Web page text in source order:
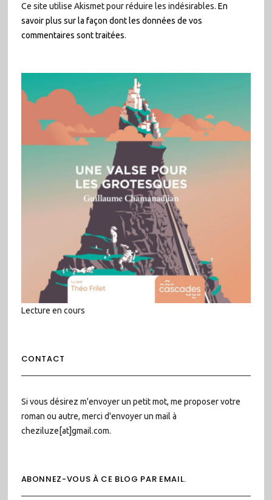
Ce site utilise Akismet pour réduire les indésirables. En
savoir plus sur la façon dont les données de vos
commentaires sont traitées.
Lecture en cours
CONTACT
Si vous désirez m'envoyer un petit mot, me proposer votre
roman ou autre, merci d'envoyer un mail à
cheziluze[at]gmail.com.
ABONNEZ-VOUS À CE BLOG PAR EMAIL.